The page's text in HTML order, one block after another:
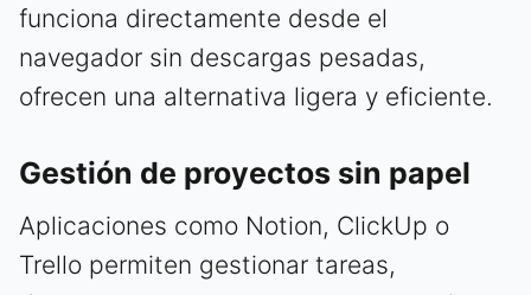
funciona directamente desde el
navegador sin descargas pesadas,
ofrecen una alternativa ligera y eficiente.
Gestión de proyectos sin papel
Aplicaciones como Notion, ClickUp o
Trello permiten gestionar tareas,